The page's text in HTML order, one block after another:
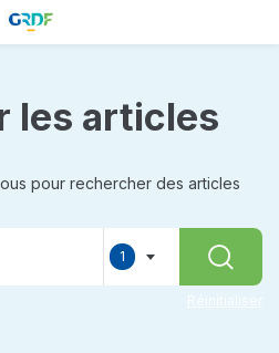
les articles
pour rechercher des articles
1
Réinitialiser